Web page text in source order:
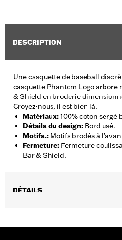
DESCRIPTION
Une casquette de baseball
casquette Phantom Logo arbore
& Shield en broderie
Croyez-nous, il est bien là.
Matériaux:100% coton sergé
Détails du design: Bord usé.
Motifs.: Motifs brodés à
Fermeture: Fermeture
Bar & Shield.
DÉTAILS
GARANTIE:Garantie limitée de 90